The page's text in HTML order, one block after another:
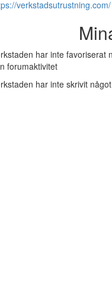
verkstadsutrustning.com/
har inte favoriserat
forumaktivitet
har inte skrivit